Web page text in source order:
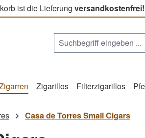
ist die Lieferung versandkostenfrei!
Zigarillos Filterzigarillos
Casa de Torres Small Cigars